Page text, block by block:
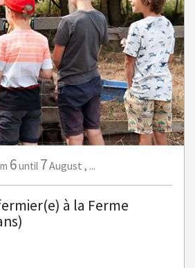
6until 7August , ...
à la Ferme